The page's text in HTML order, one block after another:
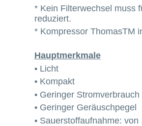
* Kein Filterwechsel muss
reduziert.
* Kompressor ThomasTM
Hauptmerkmale
• Licht
• Kompakt
• Geringer Stromverbrauch
• Geringer Geräuschpegel
• Sauerstoffaufnahme: